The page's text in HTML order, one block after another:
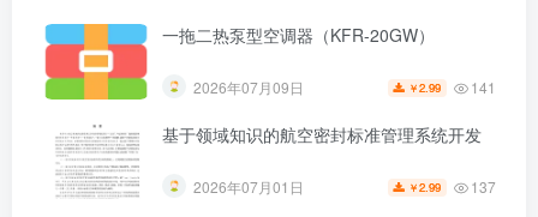
一拖二热泵型空调器（KFR-20GW）
2026年07月09日 ￥2.99 141
基于领域知识的航空密封标准管理系统开发
2026年07月01日 ￥2.99 137